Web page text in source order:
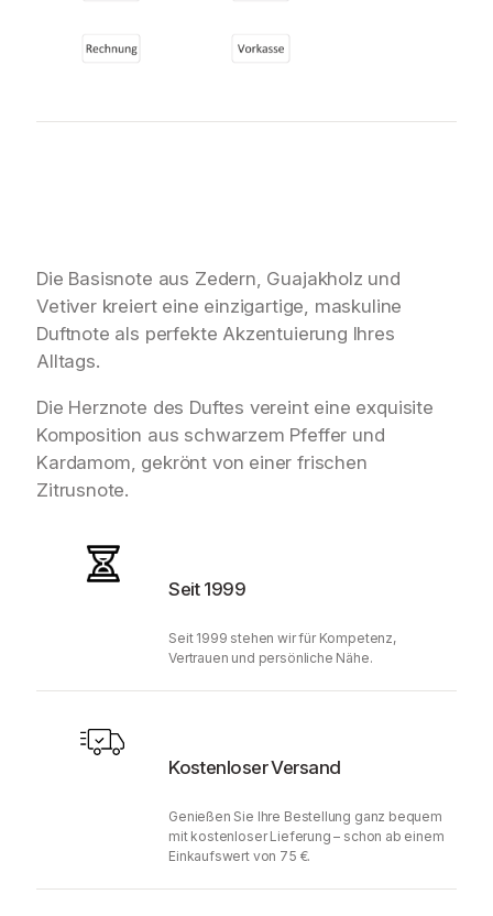
Die Basisnote aus Zedern, Guajakholz und
Vetiver kreiert eine einzigartige, maskuline
Duftnote als perfekte Akzentuierung Ihres
Alltags.
Die Herznote des Duftes vereint eine exquisite
Komposition aus schwarzem Pfeffer und
Kardamom, gekrönt von einer frischen
Zitrusnote.
Seit 1999
Seit 1999 stehen wir für Kompetenz,
Vertrauen und persönliche Nähe.
Kostenloser Versand
Genießen Sie Ihre Bestellung ganz bequem
mit kostenloser Lieferung – schon ab einem
Einkaufswert von 75 €.